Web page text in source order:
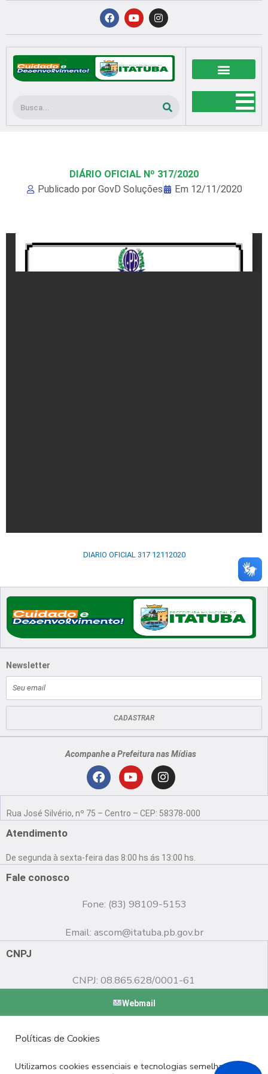
conteúdo
F
a
c
b
o
o
k
Y
o
u
u
b
e
I
n
s
a
g
r
a
Pesquisar
DIÁRIO OFICIAL Nº 317/2020
Publicado por GovD Soluções Em 12/11/2020
DIARIO OFICIAL 317 12112020
Newsletter
mail
CADASTRAR
Acompanhe a Prefeitura nas Mídias
F
c
o
o
Y
u
b
e
I
n
s
g
r
Rua José Silvério, nº 75 – Centro – CEP: 58378-000
Atendimento
De segunda à sexta-feira das 8:00 hs ás 13:00 hs.
Fale conosco
Fone: (83) 98109-5153
Email: ascom@itatuba.pb.gov.br
CNPJ
CNPJ: 08.865.628/0001-61
Webmail
Políticas de Cookies
Utilizamos cookies essenciais e tecnologias semelhantes de